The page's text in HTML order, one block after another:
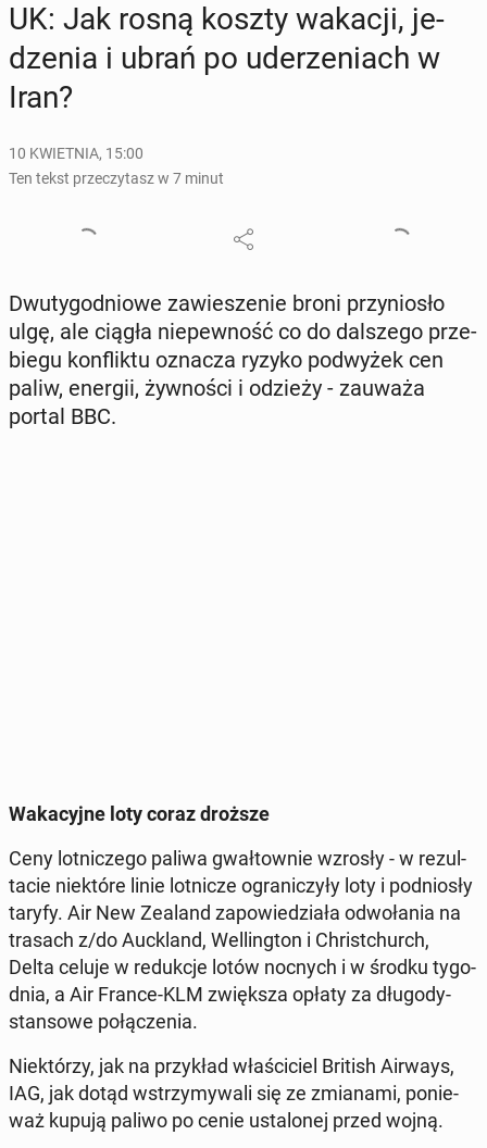
UK: Jak rosną koszty wakacji, je­
dze­nia i ubrań po ude­rze­niach w
Iran?
10 KWIETNIA, 15:00
Ten tekst przeczytasz w 7 minut
Dwu­ty­go­dnio­we za­wie­sze­nie broni przy­nio­sło
ulgę, ale ciągła nie­pew­ność co do dal­sze­go prze­
bie­gu kon­flik­tu oznacza ryzyko pod­wy­żek cen
paliw, energii, żyw­no­ści i odzieży - zauważa
portal BBC.
Wa­ka­cyj­ne loty coraz droższe
Ceny lot­ni­cze­go paliwa gwał­tow­nie wzrosły - w re­zul­
ta­cie nie­któ­re linie lot­ni­cze ogra­ni­czy­ły loty i pod­nio­sły
taryfy. Air New Zealand za­po­wie­dzia­ła od­wo­ła­nia na
trasach z/do Auc­kland, Wel­ling­ton i Chri­st­church,
Delta celuje w re­duk­cje lotów nocnych i w środku ty­go­
dnia, a Air France-KLM zwięk­sza opłaty za dłu­go­dy­
stan­so­we po­łą­cze­nia.
Nie­któ­rzy, jak na przy­kład wła­ści­ciel British Airways,
IAG, jak dotąd wstrzy­my­wa­li się ze zmia­na­mi, po­nie­
waż kupują paliwo po cenie usta­lo­nej przed wojną.